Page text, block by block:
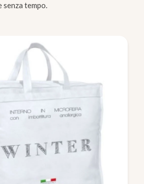
senza tempo.